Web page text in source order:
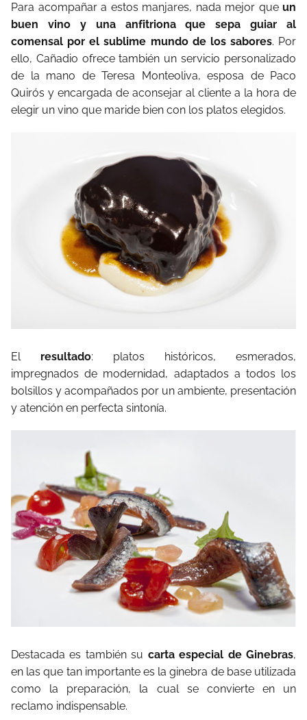
Para acompañar a estos manjares, nada mejor queun
buen vino y una anfitriona que sepa guiar al
comensal por el sublime mundo de los sabores. Por
ello, Cañadio ofrece también un servicio personalizado
de la mano de Teresa Monteoliva, esposa de Paco
Quirós y encargada de aconsejar al cliente a la hora de
elegir un vino que maride bien con los platos elegidos.
El resultado: platos históricos, esmerados,
impregnados de modernidad, adaptados a todos los
bolsillos y acompañados por un ambiente, presentación
y atención en perfecta sintonía.
Destacada es también su carta especial de Ginebras,
en las que tan importante es la ginebra de base utilizada
como la preparación, la cual se convierte en un
reclamo indispensable.